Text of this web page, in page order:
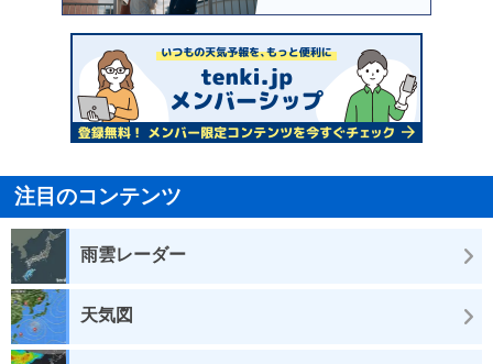
注目のコンテンツ
雨雲レーダー
天気図